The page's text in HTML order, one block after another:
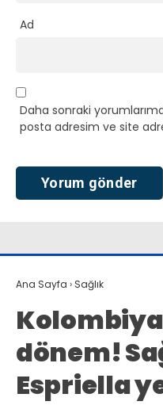
Ad
Daha sonraki
posta adresim ve site
Ana Sayfa › Sağlık
dönem!
Espriella